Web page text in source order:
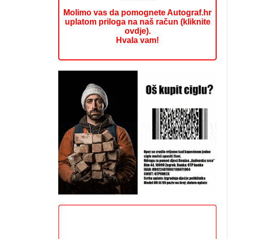
Molimo vas da pomognete Autograf.hr
uplatom priloga na naš račun (kliknite
ovdje).
Hvala vam!